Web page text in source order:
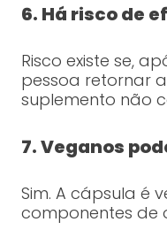
6. Há risco de
Risco existe se,
pessoa retornar
suplemento não
7. Veganos
Sim. A cápsula é
componentes de